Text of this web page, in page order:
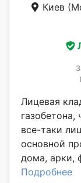
Киев
Лицевая
все-таки
основной
дома, арки,
Подробнее